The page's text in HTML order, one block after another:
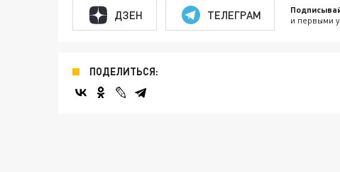
ДЗЕН ТЕЛЕГРАМ и первыми
ПОДЕЛИТЬСЯ: